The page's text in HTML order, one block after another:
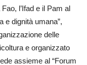
l’Ifad e il Pam al
e dignità umana”,
delle
e organizzato
assieme al “Forum